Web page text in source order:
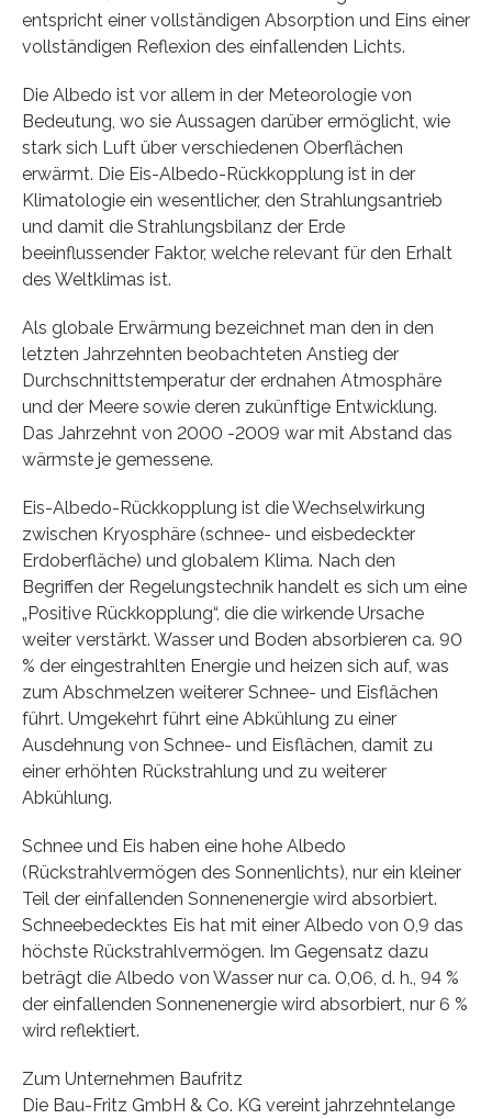
entspricht einer vollständigen Absorption und Eins einer
vollständigen Reflexion des einfallenden Lichts.
Die Albedo ist vor allem in der Meteorologie von
Bedeutung, wo sie Aussagen darüber ermöglicht, wie
stark sich Luft über verschiedenen Oberflächen
erwärmt. Die Eis-Albedo-Rückkopplung ist in der
Klimatologie ein wesentlicher, den Strahlungsantrieb
und damit die Strahlungsbilanz der Erde
beeinflussender Faktor, welche relevant für den Erhalt
des Weltklimas ist.
Als globale Erwärmung bezeichnet man den in den
letzten Jahrzehnten beobachteten Anstieg der
Durchschnittstemperatur der erdnahen Atmosphäre
und der Meere sowie deren zukünftige Entwicklung.
Das Jahrzehnt von 2000 -2009 war mit Abstand das
wärmste je gemessene.
Eis-Albedo-Rückkopplung ist die Wechselwirkung
zwischen Kryosphäre (schnee- und eisbedeckter
Erdoberfläche) und globalem Klima. Nach den
Begriffen der Regelungstechnik handelt es sich um eine
„Positive Rückkopplung“, die die wirkende Ursache
weiter verstärkt. Wasser und Boden absorbieren ca. 90
% der eingestrahlten Energie und heizen sich auf, was
zum Abschmelzen weiterer Schnee- und Eisflächen
führt. Umgekehrt führt eine Abkühlung zu einer
Ausdehnung von Schnee- und Eisflächen, damit zu
einer erhöhten Rückstrahlung und zu weiterer
Abkühlung.
Schnee und Eis haben eine hohe Albedo
(Rückstrahlvermögen des Sonnenlichts), nur ein kleiner
Teil der einfallenden Sonnenenergie wird absorbiert.
Schneebedecktes Eis hat mit einer Albedo von 0,9 das
höchste Rückstrahlvermögen. Im Gegensatz dazu
beträgt die Albedo von Wasser nur ca. 0,06, d. h., 94 %
der einfallenden Sonnenenergie wird absorbiert, nur 6 %
wird reflektiert.
Zum Unternehmen Baufritz
Die Bau-Fritz GmbH & Co. KG vereint jahrzehntelange